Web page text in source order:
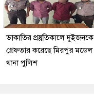
ডাকাতির প্রস্তুতিকালে দুইজনকে
গ্রেফতার করেছে মিরপুর মডেল
থানা পুলিশ